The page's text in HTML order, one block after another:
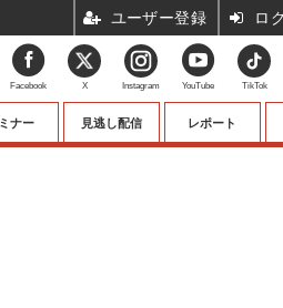
ナー 見逃し配信 レポート
Facebook X Instagram YouTube TikTok
ユーザー登録 ロ